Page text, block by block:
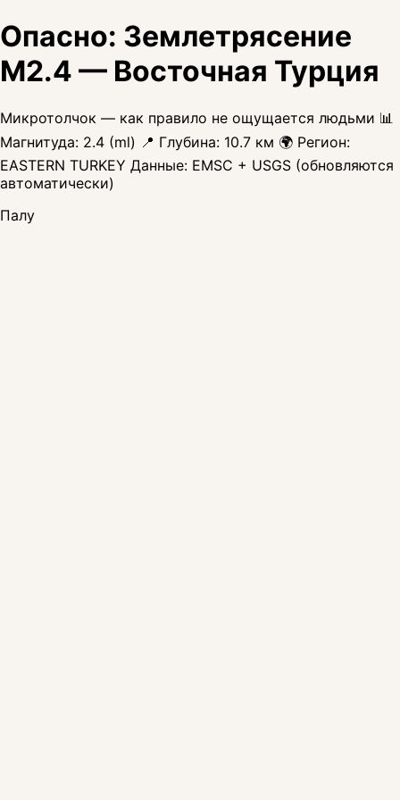
Опасно: Землетрясение
M2.4 — Восточная Турция
Микротолчок — как правило не ощущается людьми 📊
Магнитуда: 2.4 (ml) 📍 Глубина: 10.7 км 🌍 Регион:
EASTERN TURKEY Данные: EMSC + USGS (обновляются
автоматически)
Палу